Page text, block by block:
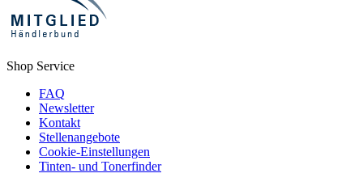
Shop Service
FAQ
Newsletter
Kontakt
Stellenangebote
Cookie-Einstellungen
Tinten- und Tonerfinder